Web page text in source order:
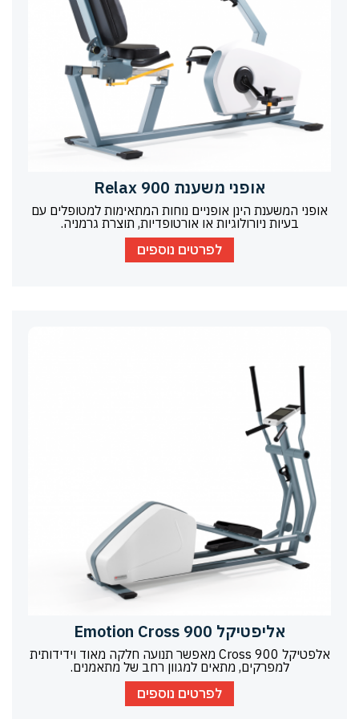
אופני משענת Relax 900
אופני המשענת הינן אופניים נוחות המתאימות למטופלים עם
בעיות ניורולוגיות או אורטופדיות, תוצרת גרמניה.
לפרטים נוספים
אליפטיקל Emotion Cross 900
אלפטיקל Cross 900 מאפשר תנועה חלקה מאוד וידידותית
למפרקים, מתאים למגוון רחב של מתאמנים.
לפרטים נוספים